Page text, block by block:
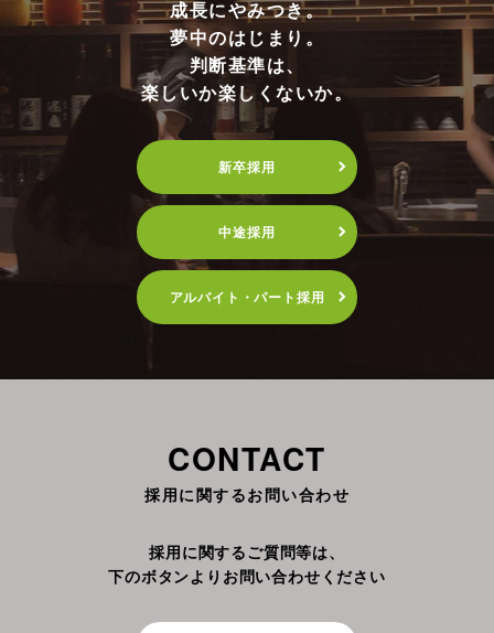
成長にやみつき。
夢中のはじまり。
判断基準は、
楽しいか楽しくないか。
新卒採用
中途採用
アルバイト・パート採用
CONTACT
採用に関するお問い合わせ
採用に関するご質問等は、
下のボタンよりお問い合わせください